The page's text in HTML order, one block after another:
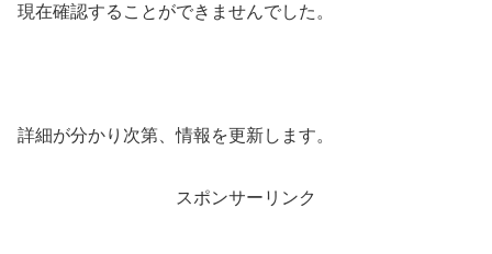
現在確認することができませんでした。
詳細が分かり次第、情報を更新します。
スポンサーリンク